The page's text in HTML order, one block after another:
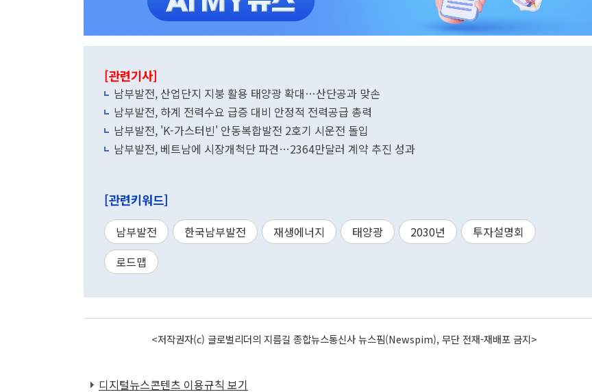
[관련기사]
남부발전, 산업단지 지붕 활용 태양광 확대…산단공과 맞손
남부발전, 하계 전력수요 급증 대비 안정적 전력공급 총력
남부발전, 'K-가스터빈' 안동복합발전 2호기 시운전 돌입
남부발전, 베트남에 시장개척단 파견…2364만달러 계약 추진 성과
[관련키워드]
남부발전 한국남부발전 재생에너지 태양광 2030년
투자설명회
로드맵
<저작권자(c) 글로벌리더의 지름길 종합뉴스통신사 뉴스핌(Newspim), 무단 전재-재배포 금지>
디지털뉴스콘텐츠 이용규칙 보기